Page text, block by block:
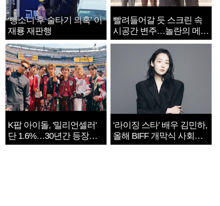
‘뺑소니 후 술타기 의혹’ 이
재룡 재판행
빨려들어갈 듯 스크린 속
시공간 변주…놀란의 메시
지는 ‘전쟁 속죄’
K팝 아이돌, '밀리언셀러'
단 1.6%…30년간 등장
1182개팀 전수조사
‘라이징 스타’ 배우 김민하,
올해 BIFF 개막식 사회자
확정